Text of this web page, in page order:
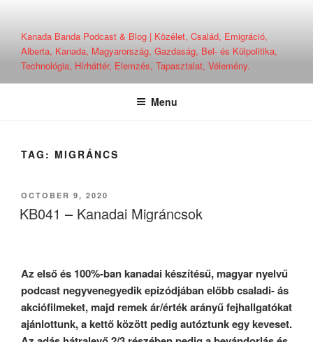
contentKanada Banda Podcast & Blog | Közélet, Család, Emigráció,
Alberta, Kanada, Magyarország, Gazdaság, Bel- és Külpolitika,
Technológia, Hírháttér, Elemzés, Tapasztalat, Vélemény.
Menu
TAG: MIGRÁNCS
POSTED
ON
OCTOBER 9, 2020
KB041 – Kanadai Migráncsok
Az első és 100%-ban kanadai készítésű, magyar nyelvű
podcast negyvenegyedik epizódjában előbb csaladi- ás
akciófilmeket, majd remek ár/érték arányű fejhallgatókat
ajánlottunk, a kettő között pedig autóztunk egy keveset.